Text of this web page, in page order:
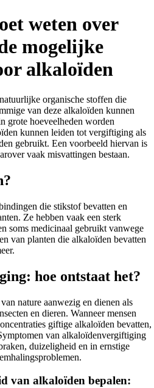
weten over
mogelijke
alkaloïden
organische stoffen die
van deze alkaloïden kunnen
grote hoeveelheden worden
kunnen leiden tot vergiftiging als
gebruikt. Een voorbeeld hiervan is
vaak misvattingen bestaan.
die stikstof bevatten en
Ze hebben vaak een sterk
soms medicinaal gebruikt vanwege
van planten die alkaloïden bevatten
hoe ontstaat het?
nature aanwezig en dienen als
en dieren. Wanneer mensen
giftige alkaloïden bevatten,
van alkaloïdenvergiftiging
duizeligheid en in ernstige
van alkaloïden bepalen: